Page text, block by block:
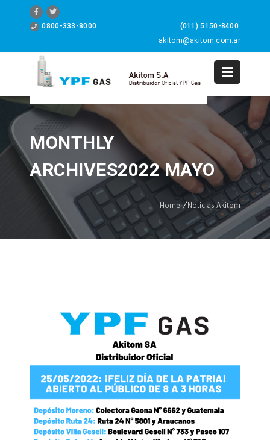
0800-333-8000
(011) 5150-8400
akitom@akitom.com.ar
MONTHLY
ARCHIVES2022 MAYO
Home/ Noticias Akitom